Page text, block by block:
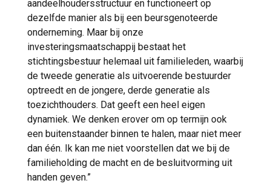
aandeelhoudersstructuur en functioneert op
dezelfde manier als bij een beursgenoteerde
onderneming. Maar bij onze
investeringsmaatschappij bestaat het
stichtingsbestuur helemaal uit familieleden, waarbij
de tweede generatie als uitvoerende bestuurder
optreedt en de jongere, derde generatie als
toezichthouders. Dat geeft een heel eigen
dynamiek. We denken erover om op termijn ook
een buitenstaander binnen te halen, maar niet meer
dan één. Ik kan me niet voorstellen dat we bij de
familieholding de macht en de besluitvorming uit
handen geven.”